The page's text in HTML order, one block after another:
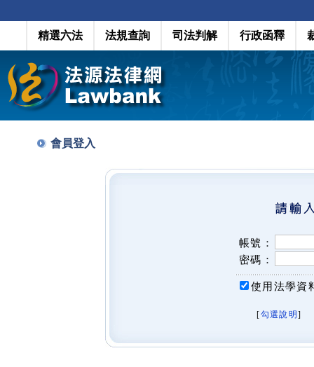
精選六法 法規查詢 司法判解 行政函釋
會員登入
帳號：
密碼：
使用法學資
[勾選說明 ]